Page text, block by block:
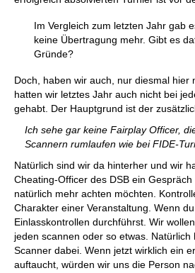
Im Vergleich zum letzten Jahr gab
keine Übertragung mehr. Gibt es
Gründe?
Doch, haben wir auch, nur diesmal hier
hatten wir letztes Jahr auch nicht bei
gehabt. Der Hauptgrund ist der
Ich sehe gar keine Fairplay Officer,
Scannern rumlaufen wie bei FIDE-
Natürlich sind wir da hinterher und wir
Cheating-Officer des DSB ein
natürlich mehr achten möchten.
Charakter einer Veranstaltung. Wenn
Einlasskontrollen durchführst. Wir
jeden scannen oder so etwas. Natürlich
Scanner dabei. Wenn jetzt wirklich ein
auftaucht, würden wir uns die Person